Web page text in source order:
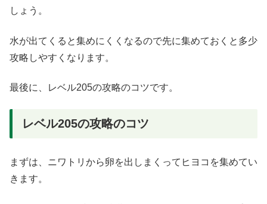
しょう。
水が出てくると集めにくくなるので先に集めておくと多少
攻略しやすくなります。
最後に、レベル205の攻略のコツです。
レベル205の攻略のコツ
まずは、ニワトリから卵を出しまくってヒヨコを集めてい
きます。